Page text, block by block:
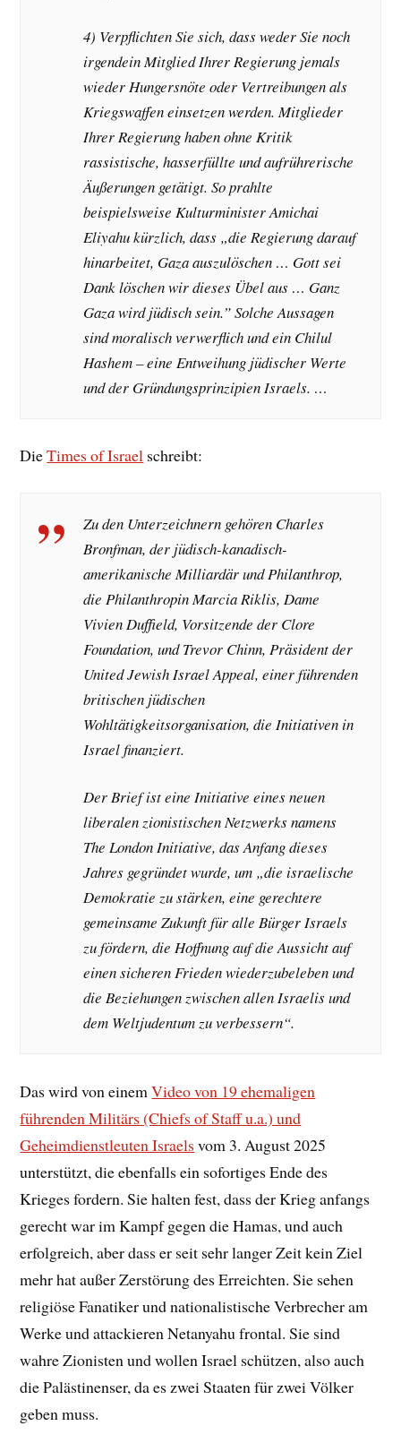
4) Verpflichten Sie sich, dass weder Sie noch
irgendein Mitglied Ihrer Regierung jemals
wieder Hungersnöte oder Vertreibungen als
Kriegswaffen einsetzen werden. Mitglieder
Ihrer Regierung haben ohne Kritik
rassistische, hasserfüllte und aufrührerische
Äußerungen getätigt. So prahlte
beispielsweise Kulturminister Amichai
Eliyahu kürzlich, dass „die Regierung darauf
hinarbeitet, Gaza auszulöschen … Gott sei
Dank löschen wir dieses Übel aus … Ganz
Gaza wird jüdisch sein.” Solche Aussagen
sind moralisch verwerflich und ein Chilul
Hashem– eine Entweihung jüdischer Werte
und der Gründungsprinzipien Israels. …
DieTimes of Israel schreibt:
Zu den Unterzeichnern gehören Charles
Bronfman, der jüdisch-kanadisch-
amerikanische Milliardär und Philanthrop,
die Philanthropin Marcia Riklis, Dame
Vivien Duffield, Vorsitzende der Clore
Foundation, und Trevor Chinn, Präsident der
United Jewish Israel Appeal, einer führenden
britischen jüdischen
Wohltätigkeitsorganisation, die Initiativen in
Israel finanziert.
Der Brief ist eine Initiative eines neuen
liberalen zionistischen Netzwerks namens
The London Initiative, das Anfang dieses
Jahres gegründet wurde, um „die israelische
Demokratie zu stärken, eine gerechtere
gemeinsame Zukunft für alle Bürger Israels
zu fördern, die Hoffnung auf die Aussicht auf
einen sicheren Frieden wiederzubeleben und
die Beziehungen zwischen allen Israelis und
dem Weltjudentum zu verbessern“.
Das wird von einemVideo von 19 ehemaligen
führenden Militärs (Chiefs of Staff u.a.) und
Geheimdienstleuten Israels vom 3. August 2025
unterstützt, die ebenfalls ein sofortiges Ende des
Krieges fordern. Sie halten fest, dass der Krieg anfangs
gerecht war im Kampf gegen die Hamas, und auch
erfolgreich, aber dass er seit sehr langer Zeit kein Ziel
mehr hat außer Zerstörung des Erreichten. Sie sehen
religiöse Fanatiker und nationalistische Verbrecher am
Werke und attackieren Netanyahu frontal. Sie sind
wahre Zionisten und wollen Israel schützen, also auch
die Palästinenser, da es zwei Staaten für zwei Völker
geben muss.